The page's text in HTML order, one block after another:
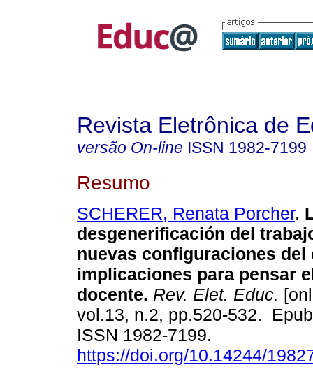
Revista Eletrônica de
versão On-line ISSN 1982-7199
Resumo
SCHERER, Renata Porcher.
desgenerificación del
nuevas configuraciones del
implicaciones para pensar
docente. Rev. Elet. Educ.
vol.13, n.2, pp.520-532.
ISSN 1982-7199.
https://doi.org/10.14244/